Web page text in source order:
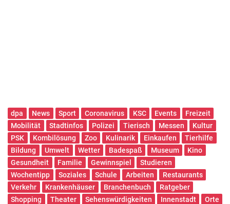
dpa News Sport Coronavirus KSC Events
Freizeit
Mobilität
Stadtinfos Polizei Tierisch Messen
Kultur
PSK
Kombilösung Zoo Kulinarik Einkaufen
Tierhilfe
Bildung
Umwelt Wetter Badespaß Museum
Kino
Gesundheit
Familie Gewinnspiel
Studieren
Wochentipp
Soziales Schule Arbeiten
Restaurants
Verkehr
Krankenhäuser Branchenbuch
Ratgeber
Shopping
Theater Sehenswürdigkeiten Innenstadt
Orte